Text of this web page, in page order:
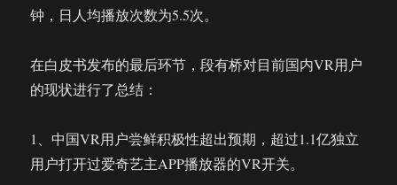
钟，日人均播放次数为5.5次。
在白皮书发布的最后环节，段有桥对目前国内VR用户
的现状进行了总结：
1、中国VR用户尝鲜积极性超出预期，超过1.1亿独立
用户打开过爱奇艺主APP播放器的VR开关。